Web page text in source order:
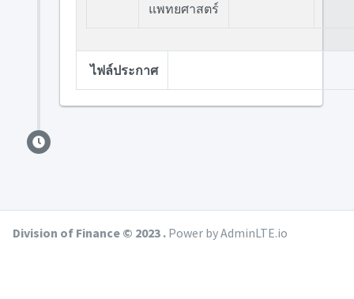
แพทยศาสตร์
ไฟล์ประกาศ
Division of Finance © 2023 . Power by AdminLTE.io